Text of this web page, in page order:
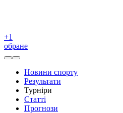
+1
обране
Новини спорту
Результати
Турніри
Статті
Прогнози